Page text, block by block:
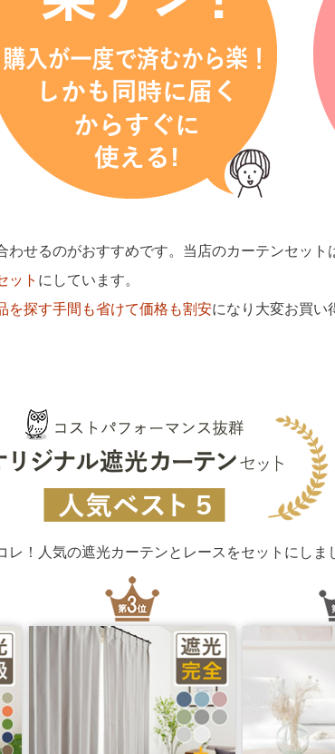
せるのがおすすめです。当店のカーテンセット
ット にしています。
を探す手間も省けて価格も割安になり大変お買い
レ！ 人気の遮光カーテンとレースをセットにしま